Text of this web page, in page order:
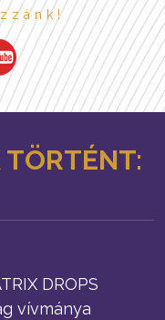
DROPS
vívmánya